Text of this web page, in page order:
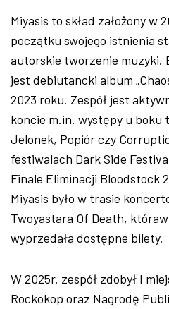
Miyasis to skład założony w
początku swojego istnienia
autorskie tworzenie muzyki.
jest debiutancki album
2023 roku. Zespół jest
koncie m.in. występy u boku
Jelonek, Popiór czy
festiwalach Dark Side
Finale Eliminacji Bloodstock
Miyasis było w trasie
Twoyastara Of Death, kt
wyprzedała dostępne bilety.
W 2025r. zespół zdobył I
Rockokop oraz Nagrodę